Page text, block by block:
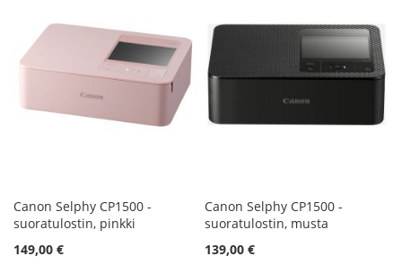
Canon Selphy CP1500 -
suoratulostin, pinkki
149,00 €
Canon Selphy CP1500 -
suoratulostin, musta
139,00 €